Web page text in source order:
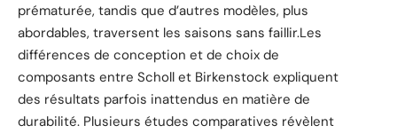
prématurée, tandis que d’autres modèles, plus
abordables, traversent les saisons sans faillir.Les
différences de conception et de choix de
composants entre Scholl et Birkenstock expliquent
des résultats parfois inattendus en matière de
durabilité. Plusieurs études comparatives révèlent